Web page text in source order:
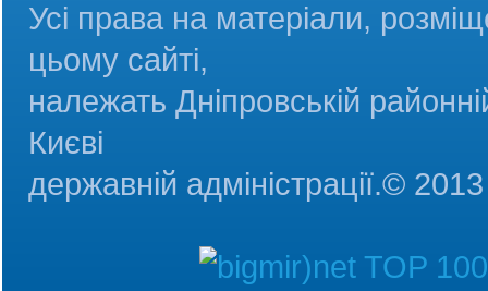
Усі права на матеріали,
цьому сайті,
належать Дніпровській
Києві
державній